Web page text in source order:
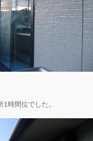
時間位でした。